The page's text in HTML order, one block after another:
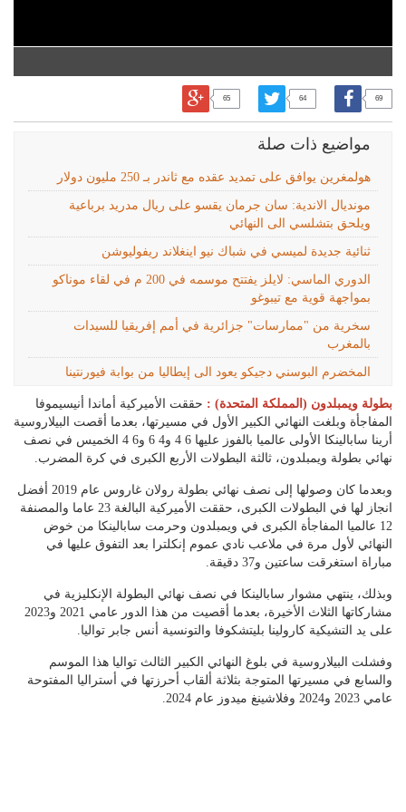
69
64
65
مواضيع ذات صلة
هولمغرين يوافق على تمديد عقده مع ثاندر بـ 250 مليون دولار
مونديال الاندية: سان جرمان يقسو على ريال مدريد برباعية
ويلحق بتشلسي الى النهائي
ثنائية جديدة لميسي في شباك نيو اينغلاند ريفوليوشن
الدوري الماسي: لايلز يفتتح موسمه في 200 م في لقاء موناكو
بمواجهة قوية مع تيبوغو
سخرية من "ممارسات" جزائرية في أمم إفريقيا للسيدات
بالمغرب
المخضرم البوسني دجيكو يعود الى إيطاليا من بوابة فيورنتينا
بطولة ويمبلدون (المملكة المتحدة) : حققت الأميركية أماندا أنيسيموفا
المفاجأة وبلغت النهائي الكبير الأول في مسيرتها، بعدما أقصت البيلاروسية
أرينا سابالينكا الأولى عالميا بالفوز عليها 6 4 و4 6 و6 4 الخميس في نصف
نهائي بطولة ويمبلدون، ثالثة البطولات الأربع الكبرى في كرة المضرب.
وبعدما كان وصولها إلى نصف نهائي بطولة رولان غاروس عام 2019 أفضل
انجاز لها في البطولات الكبرى، حققت الأميركية البالغة 23 عاما والمصنفة
12 عالميا المفاجأة الكبرى في ويمبلدون وحرمت سابالينكا من خوض
النهائي لأول مرة في ملاعب نادي عموم إنكلترا بعد التفوق عليها في
مباراة استغرقت ساعتين و37 دقيقة.
وبذلك، ينتهي مشوار سابالينكا في نصف نهائي البطولة الإنكليزية في
مشاركاتها الثلاث الأخيرة، بعدما أقصيت من هذا الدور عامي 2021 و2023
على يد التشيكية كارولينا بليتشكوفا والتونسية أنس جابر تواليا.
وفشلت البيلاروسية في بلوغ النهائي الكبير الثالث تواليا هذا الموسم
والسابع في مسيرتها المتوجة بثلاثة ألقاب أحرزتها في أستراليا المفتوحة
عامي 2023 و2024 وفلاشينغ ميدوز عام 2024.